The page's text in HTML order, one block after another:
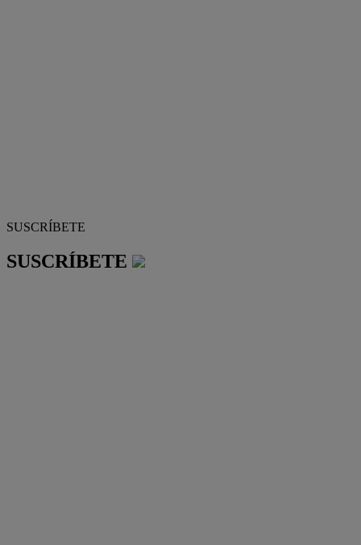
SUSCRÍBETE
SUSCRÍBETE